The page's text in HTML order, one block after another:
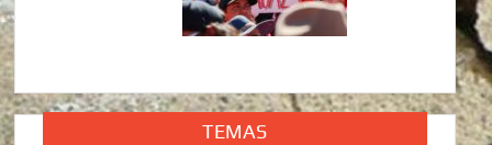
TEMAS